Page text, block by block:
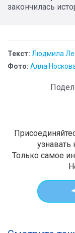
закончилась
Текст: Людмила
Фото: Алла
Только самое